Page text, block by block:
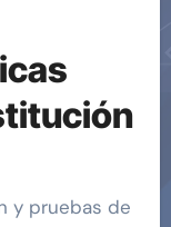
y pruebas de